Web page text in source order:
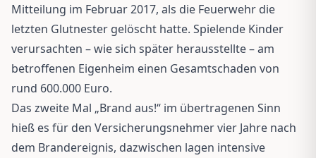
Mitteilung im Februar 2017, als die Feuerwehr die
letzten Glutnester gelöscht hatte. Spielende Kinder
verursachten – wie sich später herausstellte – am
betroffenen Eigenheim einen Gesamtschaden von
rund 600.000 Euro.
Das zweite Mal „Brand aus!“ im übertragenen Sinn
hieß es für den Versicherungsnehmer vier Jahre nach
dem Brandereignis, dazwischen lagen intensive